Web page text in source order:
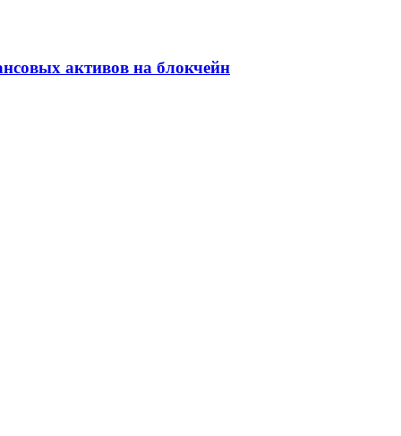
активов на блокчейн